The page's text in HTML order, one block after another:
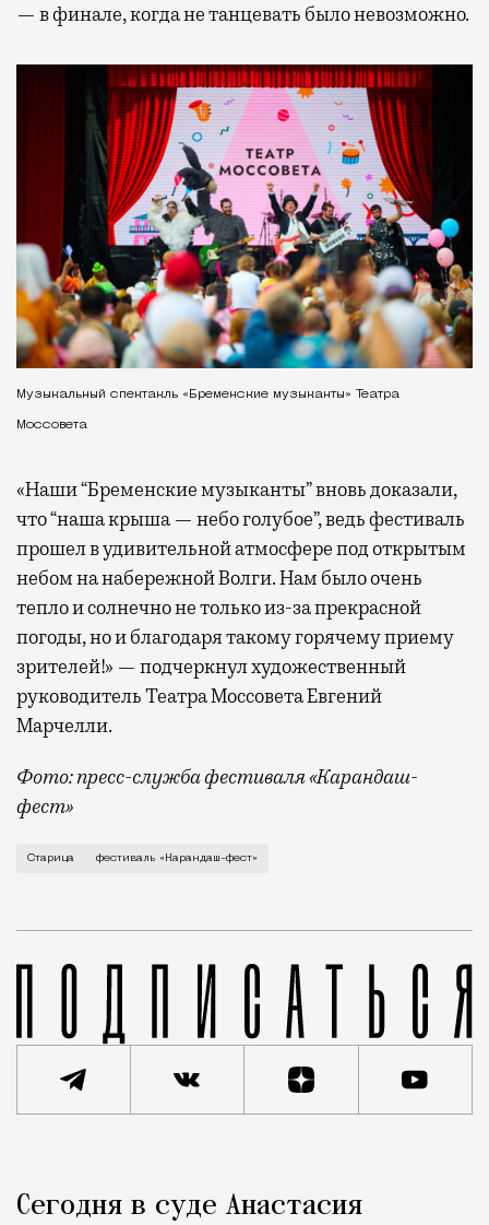
— в финале, когда не танцевать было невозможно.
Музыкальный спектакль «Бременские музыканты» Театра
Моссовета
«Наши “Бременские музыканты” вновь доказали,
что “наша крыша — небо голубое”, ведь фестиваль
прошел в удивительной атмосфере под открытым
небом на набережной Волги. Нам было очень
тепло и солнечно не только из-за прекрасной
погоды, но и благодаря такому горячему приему
зрителей!» — подчеркнул художественный
руководитель Театра Моссовета Евгений
Марчелли.
Фото: пресс-служба фестиваля «Карандаш-
фест»
В минувший уикенд маленькая Старица в
Старица фестиваль «Карандаш-фест»
Город
Сегодня в суде Анастасия